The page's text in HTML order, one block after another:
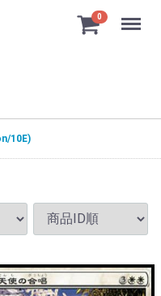
0 Menu
10E)